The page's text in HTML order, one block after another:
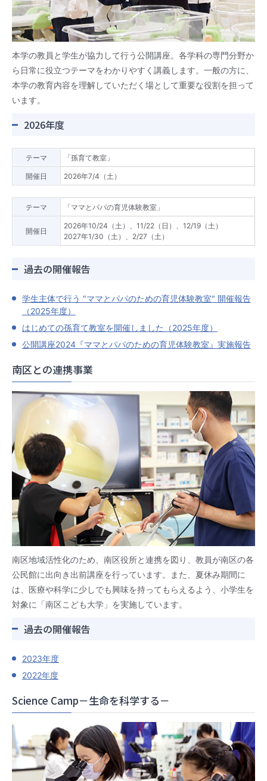
本学の教員と学生が協力して行う公開講座。各学科の専門分野か
ら日常に役立つテーマをわかりやすく講義します。一般の方に、
本学の教育内容を理解していただく場として重要な役割を担って
います。
2026年度
テーマ 「孫育て教室」
開催日 2026年7/4（土）
テーマ 「ママとパパの育児体験教室」
開催日
2026年10/24（土）、11/22（日）、12/19（土）
2027年1/30（土）、2/27（土）
過去の開催報告
学生主体で行う "ママとパパのための育児体験教室" 開催報告
（2025年度）
はじめての孫育て教室を開催しました（2025年度）
公開講座2024『ママとパパのための育児体験教室』実施報告
南区との連携事業
南区地域活性化のため、南区役所と連携を図り、教員が南区の各
公民館に出向き出前講座を行っています。また、夏休み期間に
は、医療や科学に少しでも興味を持ってもらえるよう、小学生を
対象に「南区こども大学」を実施しています。
過去の開催報告
2023年度
2022年度
Science Camp－生命を科学する－